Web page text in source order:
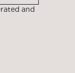
and